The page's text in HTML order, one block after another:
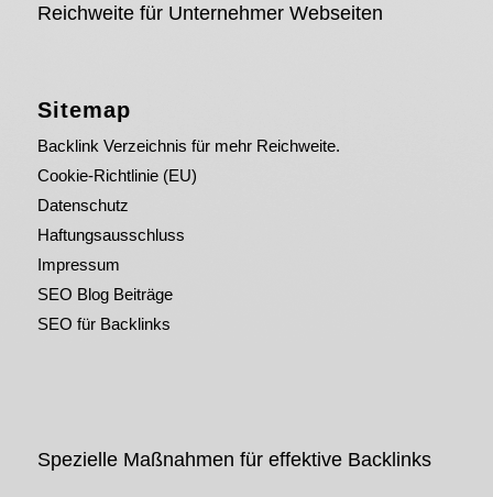
Reichweite für Unternehmer Webseiten
Sitemap
Backlink Verzeichnis für mehr Reichweite.
Cookie-Richtlinie (EU)
Datenschutz
Haftungsausschluss
Impressum
SEO Blog Beiträge
SEO für Backlinks
Spezielle Maßnahmen für effektive Backlinks